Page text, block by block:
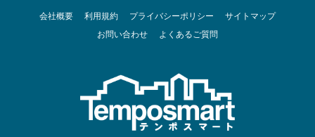
会社概要 利用規約 プライバシーポリシー
サイトマップ
お問い合わせ
よくあるご質問